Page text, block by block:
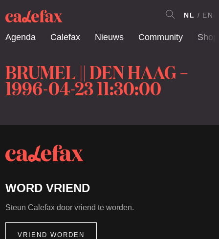
Agenda Calefax Nieuws Community Shop
NL EN
BRUMEL || DEN HAAG –
1996-04-23 11:30:00
WORD VRIEND
Steun Calefax door vriend te worden.
VRIEND WORDEN